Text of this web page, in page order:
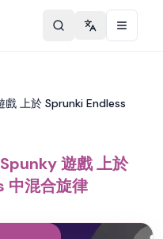
Change
上於 Sprunki Endless
遊戲 上於
中混合旋律